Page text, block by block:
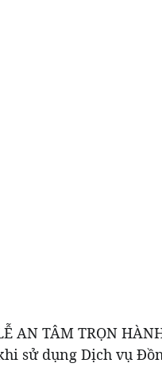
AN TÂM TRỌN
sử dụng Dịch vụ